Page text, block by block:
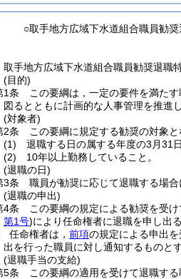
○取手地方広域下水道組合職員勧
取手地方広域下水道組合職員勧奨退職
(目的)
1条
この要綱は，一定の要件を満たす
図るとともに計画的な人事管理を推進
(対象者)
2条
この要綱に規定する勧奨の対象
(1)
退職する日の属する年度の3月31
(2)
10年以上勤務していること。
(退職の日)
3条
職員が勧奨に応じて退職する場
(退職の申出)
4条
この要綱の規定による勧奨を受
第1号)により任命権者に退職を申し出
任命権者は， 前項の規定による申出
出を行った職員に対し通知するものとす
(退職手当の支給)
5条
この要綱の適用を受けて退職す